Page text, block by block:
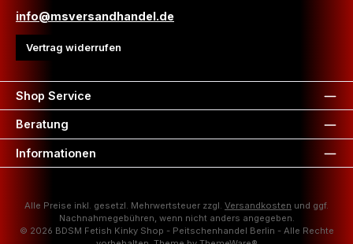
info@msversandhandel.de
Vertrag widerrufen
Shop Service
Beratung
Informationen
Alle Preise inkl. gesetzl. Mehrwertsteuer zzgl. Versandkosten und ggf.
Nachnahmegebühren, wenn nicht anders angegeben.
© 2026 BDSM Fetish Kinky Shop - Peitschenhandel Berlin - Alle Rechte